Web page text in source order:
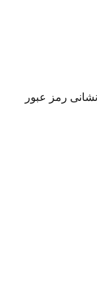
رمز عبور